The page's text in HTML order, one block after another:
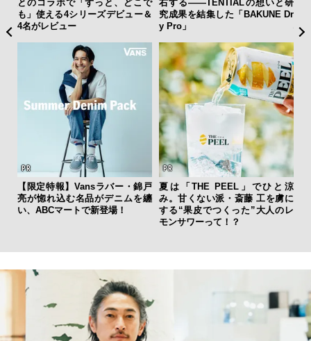
とのコラボで「ずっと、どこで
も」使える4シリーズデビュー＆
4名がレビュー
右する——TENTIALの想いと研
究成果を結集した「BAKUNE Dr
y Pro」
【限定特報】Vansラバー・錦戸
亮が惚れ込む名品がデニムを纏
い、ABCマートで新登場！
夏は「THE PEEL」でひと涼
み。甘くない派・斎藤 工を虜に
する“果皮でつくった”大人のレ
モンサワーって！？
心を